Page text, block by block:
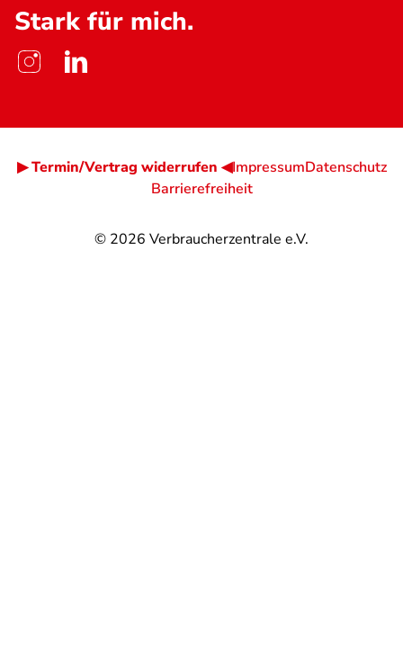
Stark für mich.
© 2026 Verbraucherzentrale e.V.
▶ Termin/Vertrag widerrufen ◀ImpressumDatenschutz
Barrierefreiheit